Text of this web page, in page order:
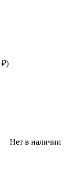
₽)
Нет в наличии